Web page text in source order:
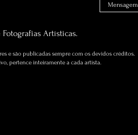
Artísticas.
e são publicadas sempre com os devidos créditos.
pertence inteiramente a cada artista.
Mensagem